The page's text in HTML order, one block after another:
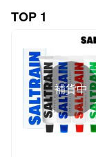
TOP 1
補貨中